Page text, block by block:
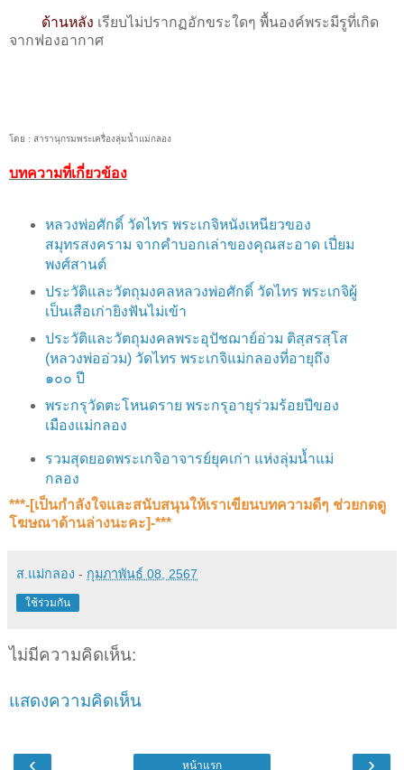
ด้านหลัง เรียบไม่ปรากฏอักขระใดๆ พื้นองค์พระมีรูที่เกิด
จากฟองอากาศ
โดย : สารานุกรมพระเครื่องลุ่มน้ำแม่กลอง
บทความที่เกี่ยวข้อง
หลวงพ่อศักดิ์ วัดไทร พระเกจิหนังเหนียวของ
สมุทรสงคราม จากคำบอกเล่าของคุณสะอาด เปี่ยม
พงศ์สานต์
ประวัติและวัตถุมงคลหลวงพ่อศักดิ์ วัดไทร พระเกจิผู้
เป็นเสือเก่ายิงฟันไม่เข้า
ประวัติและวัตถุมงคลพระอุปัชฌาย์อ่วม ติสฺสรสฺโส
(หลวงพ่ออ่วม) วัดไทร พระเกจิแม่กลองที่อายุถึง
๑๐๐ ปี
พระกรุวัดตะโหนดราย พระกรุอายุร่วมร้อยปีของ
เมืองแม่กลอง
รวมสุดยอดพระเกจิอาจารย์ยุคเก่า แห่งลุ่มน้ำแม่
กลอง
***-[เป็นกำลังใจและสนับสนุน​ให้เราเขียนบทความดีๆ ช่วยกดดู
โฆษณาด้านล่างนะคะ]-***
ส.แม่กลอง - กุมภาพันธ์ 08, 2567
ใช้ร่วมกัน
ไม่มีความคิดเห็น:
แสดงความคิดเห็น
‹ ›
หน้าแรก